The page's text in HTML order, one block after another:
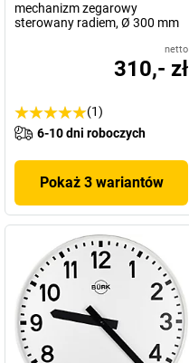
mechanizm zegarowy
sterowany radiem, Ø 300 mm
netto
310,- zł
(1)
6-10 dni roboczych
Pokaż 3 wariantów